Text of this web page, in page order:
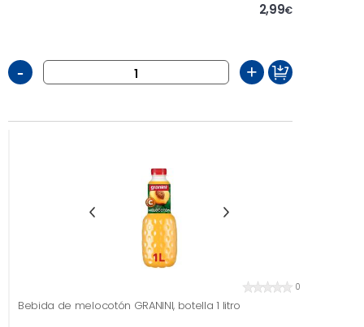
2,99€
- +
0
Bebida de melocotón GRANINI, botella 1 litro